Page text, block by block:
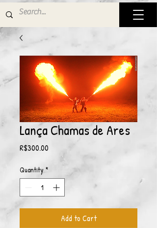
Lança Chamas de Ares
R$300.00
Quantity *
Add to Cart